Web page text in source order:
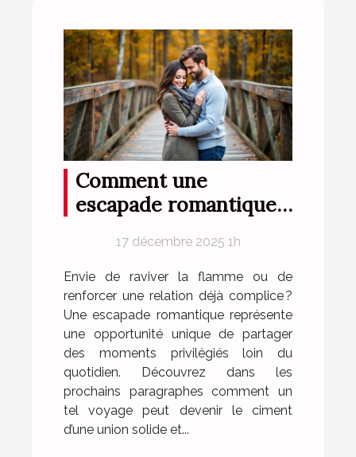
Comment une
escapade romantique
complicité?
17 décembre 2025 1h
Envie de raviver la flamme ou de
renforcer une relation déjà complice ?
Une escapade romantique représente
une opportunité unique de partager
des moments privilégiés loin du
quotidien. Découvrez dans les
prochains paragraphes comment un
tel voyage peut devenir le ciment
d’une union solide et...